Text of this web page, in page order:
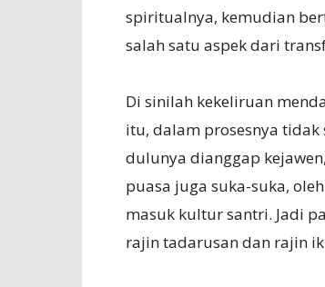
spiritualnya, kemudian
salah satu aspek dari
Di sinilah kekeliruan
itu, dalam prosesnya
dulunya dianggap
puasa juga suka-suka,
masuk kultur santri. Jadi
rajin tadarusan dan rajin